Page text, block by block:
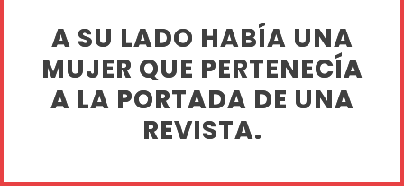
A SU LADO HABÍA UNA
MUJER QUE PERTENECÍA
A LA PORTADA DE UNA
REVISTA.